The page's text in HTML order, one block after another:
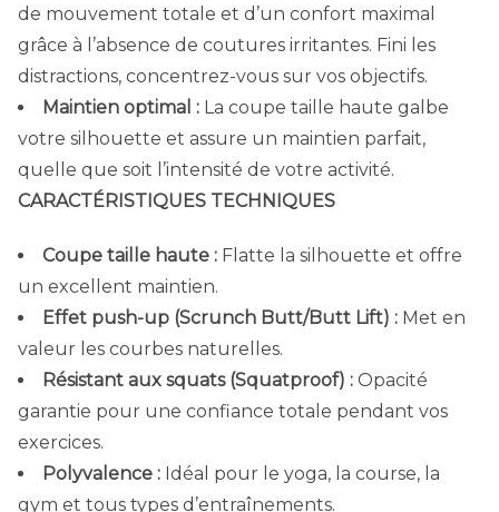
de mouvement totale et d’un confort maximal
grâce à l’absence de coutures irritantes. Fini les
distractions, concentrez-vous sur vos objectifs.
Maintien optimal : La coupe taille haute galbe
votre silhouette et assure un maintien parfait,
quelle que soit l’intensité de votre activité.
CARACTÉRISTIQUES TECHNIQUES
Coupe taille haute : Flatte la silhouette et offre
un excellent maintien.
Effet push-up (Scrunch Butt/Butt Lift) : Met en
valeur les courbes naturelles.
Résistant aux squats (Squatproof) : Opacité
garantie pour une confiance totale pendant vos
exercices.
Polyvalence : Idéal pour le yoga, la course, la
gym et tous types d’entraînements.